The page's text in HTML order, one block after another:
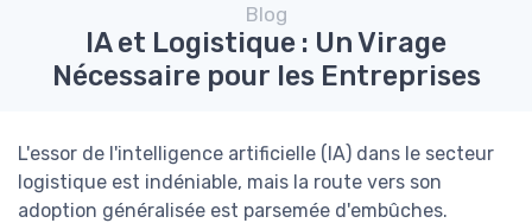
Blog
IA et Logistique : Un Virage
Nécessaire pour les Entreprises
L'essor de l'intelligence artificielle (IA) dans le secteur
logistique est indéniable, mais la route vers son
adoption généralisée est parsemée d'embûches.